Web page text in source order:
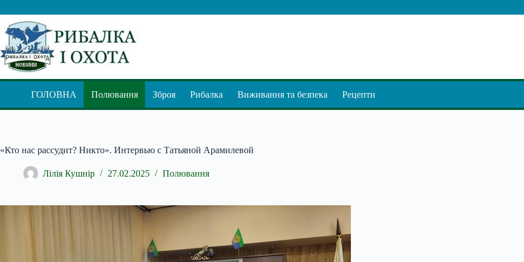
до
вмісту
ГОЛОВНА Полювання Зброя Рибалка Виживання та безпека Рецепти
«Кто нас рассудит? Никто». Интервью с Татьяной Арамилевой
Лілія Кушнір 27.02.2025 Полювання